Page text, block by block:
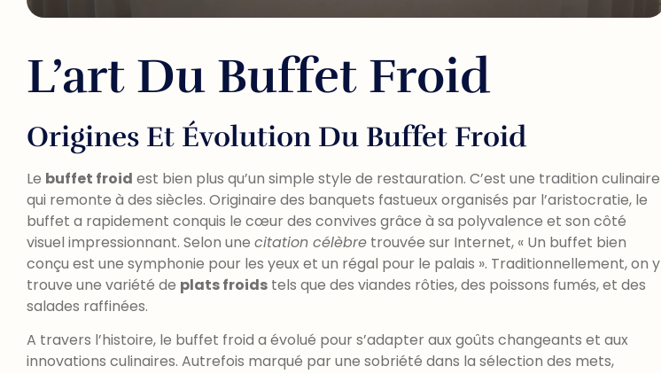
L’art Du Buffet Froid
Origines Et Évolution Du Buffet Froid
Le buffet froid est bien plus qu’un simple style de restauration. C’est une tradition culinaire
qui remonte à des siècles. Originaire des banquets fastueux organisés par l’aristocratie, le
buffet a rapidement conquis le cœur des convives grâce à sa polyvalence et son côté
visuel impressionnant. Selon une citation célèbre trouvée sur Internet, « Un buffet bien
conçu est une symphonie pour les yeux et un régal pour le palais ». Traditionnellement, on y
trouve une variété de plats froids tels que des viandes rôties, des poissons fumés, et des
salades raffinées.
A travers l’histoire, le buffet froid a évolué pour s’adapter aux goûts changeants et aux
innovations culinaires. Autrefois marqué par une sobriété dans la sélection des mets,